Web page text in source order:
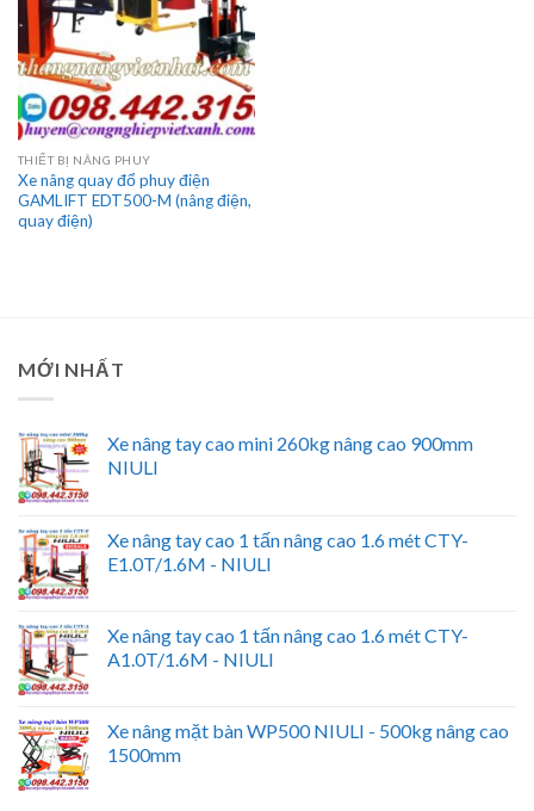
THIẾT BỊ NÂNG PHUY
Xe nâng quay đổ phuy điện
GAMLIFT EDT500-M (nâng điện,
quay điện)
MỚI NHẤT
Xe nâng tay cao mini 260kg nâng cao 900mm
NIULI
Xe nâng tay cao 1 tấn nâng cao 1.6 mét CTY-
E1.0T/1.6M - NIULI
Xe nâng tay cao 1 tấn nâng cao 1.6 mét CTY-
A1.0T/1.6M - NIULI
Xe nâng mặt bàn WP500 NIULI - 500kg nâng cao
1500mm